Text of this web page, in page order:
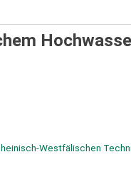
Westfälischen